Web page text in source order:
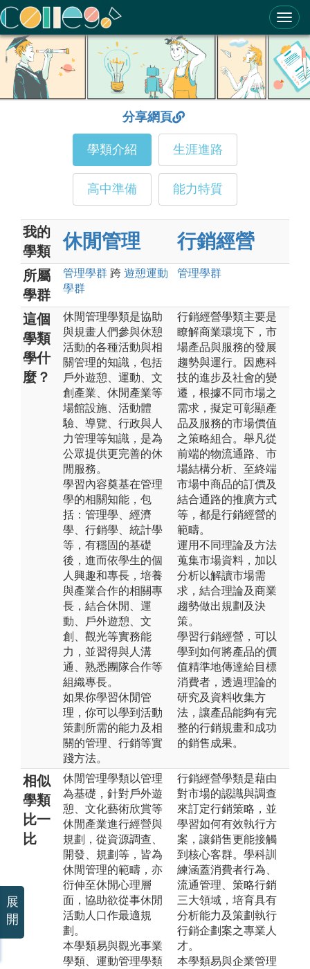
ColleGo! 大學選才與高中育才輔助系統
分享網頁
學類介紹 生涯進路
高中準備 能力特質
我的
學類
休閒管理 行銷經營
所屬
學群
管理學群 跨 遊憩運動
學群
管理學群
這個
學類
學什
麼？
休閒管理學類是協助
與規畫人們參與休憩
活動的各種活動與相
關管理的知識，包括
戶外遊憩、運動、文
創產業、休閒產業等
場館設施、活動體
驗、導覽、行政與人
力管理等知識，是為
公眾提供更完善的休
閒服務。
學習內容奠基在管理
學的相關知能，包
括：管理學、經濟
學、行銷學、統計學
等，有穩固的基礎
後，進而依學生的個
人興趣和專長，培養
與產業合作的相關專
長，結合休閒、運
動、戶外遊憩、文
創、觀光等實務能
力，並習得與人溝
通、熟悉團隊合作等
組織專長。
如果你學習休閒管
理，你可以學到活動
策劃所需的能力及相
關的管理、行銷等實
踐方法。
行銷經營學類主要是
瞭解商業環境下，市
場產品與服務的發展
趨勢與運行。因應科
技的進步及社會的變
遷，根據不同市場之
需求，擬定可彰顯產
品及服務的市場價值
之策略組合。舉凡從
前端的物流通路、市
場結構分析、至終端
市場中商品的訂價及
結合通路的推廣方式
等，都是行銷經營的
範疇。
運用不同理論及方法
蒐集市場資料，加以
分析以解讀市場需
求，結合理論及商業
趨勢做出規劃及決
策。
學習行銷經營，可以
學到如何將產品的價
值精準地傳達給目標
消費者，透過理論的
研究及資料收集方
法，讓產品能夠有完
整的行銷規畫和成功
的銷售成果。
相似
學類
比一
比
休閒管理學類以管理
為基礎，針對戶外遊
憩、文化藝術欣賞等
休閒產業進行經營與
規劃，從資源調查、
開發、規劃等，皆為
休閒管理的範疇，亦
衍伸至休閒心理層
面，協助欲從事休閒
活動人口作最適規
劃。
本學類易與觀光事業
學類、運動管理學類
行銷經營學類是藉由
對市場的認識與調查
來訂定行銷策略，並
學習如何有效執行方
案，讓銷售更能接觸
到核心客群。學科訓
練涵蓋消費者行為、
流通管理、策略行銷
三大領域，培育具有
分析能力及策劃執行
行銷企劃案之專業人
才。
本學類易與企業管理
展
開